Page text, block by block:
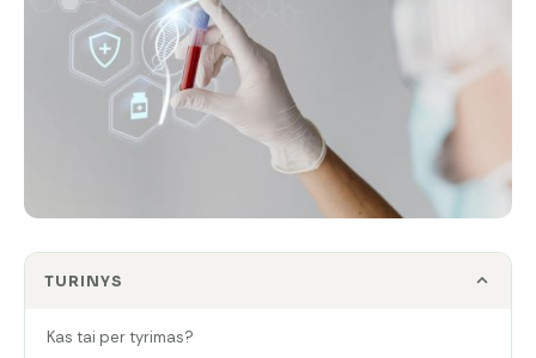
TURINYS
Kas tai per tyrimas?